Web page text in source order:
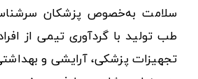
سلامت به‌خصوص پزشکان
طب تولید با گردآوری تیمی از
تجهیزات پزشکی، آرایشی و